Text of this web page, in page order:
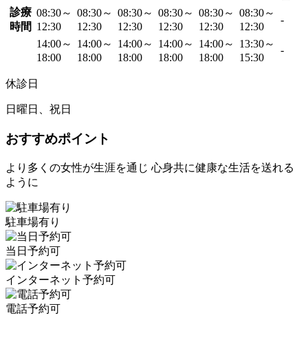
診療
時間
08:30～
12:30
08:30～
12:30
08:30～
12:30
08:30～
12:30
08:30～
12:30
08:30～
12:30
-
14:00～
18:00
14:00～
18:00
14:00～
18:00
14:00～
18:00
14:00～
18:00
13:30～
15:30
-
休診日
日曜日、祝日
おすすめポイント
より多くの女性が生涯を通じ 心身共に健康な生活を送れる
ように
駐車場有り
当日予約可
インターネット予約可
電話予約可